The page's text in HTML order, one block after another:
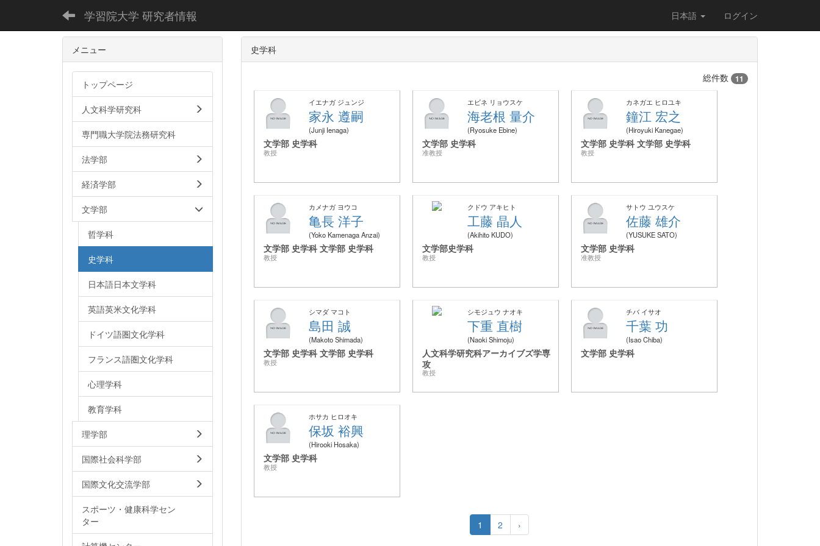
学習院大学 研究者情報 日本語 ログイン
史学科
総件数 11
イエナガ ジュンジ
家永 遵嗣
Junji Ienaga
文学部 史学科
教授
エビネ リョウスケ
海老根 量介
Ryosuke Ebine
文学部 史学科
准教授
カネガエ ヒロユキ
鐘江 宏之
Hiroyuki Kanegae
文学部 史学科 文学部 史学科
教授
カメナガ ヨウコ
亀長 洋子
Yoko Kamenaga Anzai
文学部 史学科 文学部 史学科
教授
クドウ アキヒト
工藤 晶人
Akihito KUDO
文学部史学科
教授
サトウ ユウスケ
佐藤 雄介
YUSUKE SATO
文学部 史学科
准教授
シマダ マコト
島田 誠
Makoto Shimada
文学部 史学科 文学部 史学科
教授
シモジュウ ナオキ
下重 直樹
Naoki Shimoju
人文科学研究科アーカイブズ学専
攻
教授
チバ イサオ
千葉 功
Isao Chiba
文学部 史学科
ホサカ ヒロオキ
保坂 裕興
Hirooki Hosaka
文学部 史学科
教授
1 2 ›
メニュー
トップページ
人文科学研究科
専門職大学院法務研究科
法学部
経済学部
文学部
哲学科
史学科
日本語日本文学科
英語英米文化学科
ドイツ語圏文化学科
フランス語圏文化学科
心理学科
教育学科
理学部
国際社会科学部
国際文化交流学部
スポーツ・健康科学セン
ター